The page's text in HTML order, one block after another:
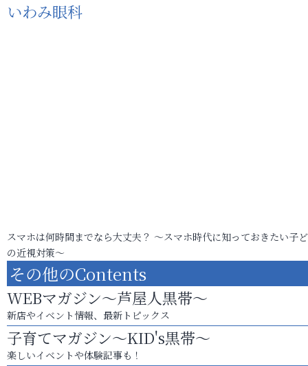
いわみ眼科
スマホは何時間までなら大丈夫？ ～スマホ時代に知っておきたい子
の近視対策～
その他のContents
WEBマガジン～芦屋人黒帯～
新店やイベント情報、最新トピックス
子育てマガジン～KID's黒帯～
楽しいイベントや体験記事も！